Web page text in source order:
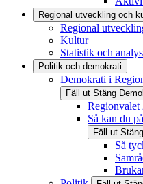
Regional utveckling och
Regional
Kultur
Statistik och analys
Politik och demokrati
Demokrati i
Fäll ut Stäng
Regionvalet
Så kan du
Fäll ut Stäng
Så